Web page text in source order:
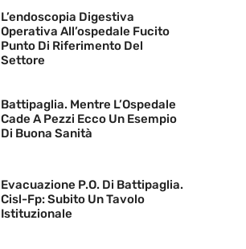
L’endoscopia Digestiva
Operativa All’ospedale Fucito
Punto Di Riferimento Del
Settore
Battipaglia. Mentre L’Ospedale
Cade A Pezzi Ecco Un Esempio
Di Buona Sanità
Evacuazione P.O. Di Battipaglia.
Cisl-Fp: Subito Un Tavolo
Istituzionale